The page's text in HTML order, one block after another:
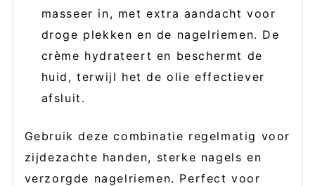
masseer in, met extra aandacht voor
droge plekken en de nagelriemen. De
crème hydrateert en beschermt de
huid, terwijl het de olie effectiever
afsluit.
Gebruik deze combinatie regelmatig voor
zijdezachte handen, sterke nagels en
verzorgde nagelriemen. Perfect voor